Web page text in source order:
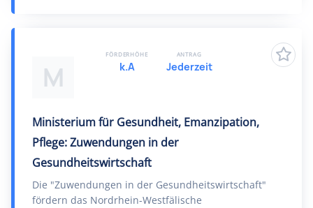
M
Ministerium für Gesundheit, Emanzipation,
Pflege: Zuwendungen in der
Gesundheitswirtschaft
Die "Zuwendungen in der Gesundheitswirtschaft"
fördern das Nordrhein-Westfälische
FÖRDERHÖHE
k.A
ANTRAG
Jederzeit